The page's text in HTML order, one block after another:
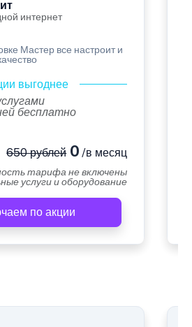
интернет
Мастер все настроит и
выгоднее
бесплатно
650 рублей0 /в месяц
тарифа не включены
услуги и оборудование
по акции